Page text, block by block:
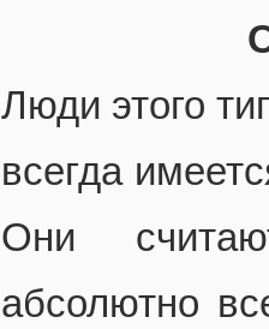
Люди этого
всегда
Они
абсолютно